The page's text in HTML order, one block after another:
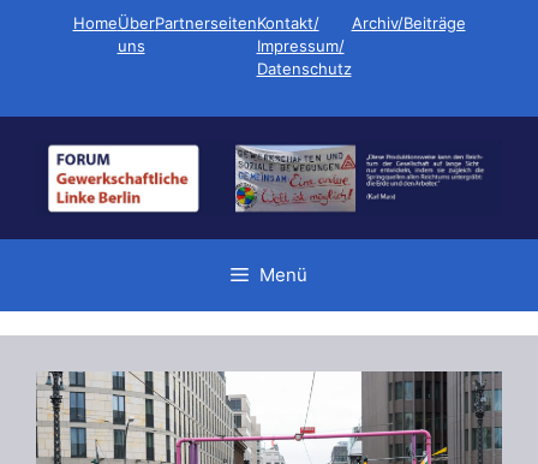
HomeÜber
uns
PartnerseitenKontakt/
Impressum/
Datenschutz
Archiv/Beiträge
Menü